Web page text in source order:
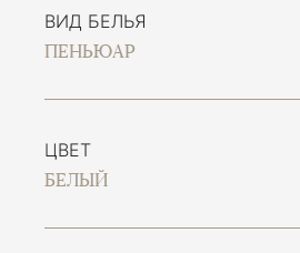
ВИД БЕЛЬЯ
ПЕНЬЮАР
ЦВЕТ
БЕЛЫЙ